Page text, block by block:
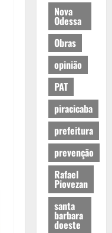
Nova
Odessa
Obras
opinião
PAT
piracicaba
prefeitura
prevenção
Rafael
Piovezan
santa
barbara
doeste